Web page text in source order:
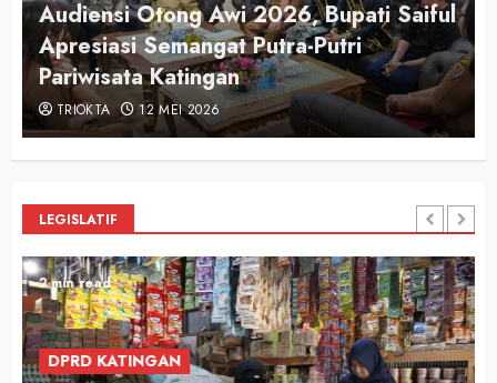
Audiensi Otong Awi 2026, Bupati Saiful
Apresiasi Semangat Putra-Putri
Pariwisata Katingan
TRIOKTA 12 MEI 2026
LEGISLATIF
2 min read
DPRD KATINGAN